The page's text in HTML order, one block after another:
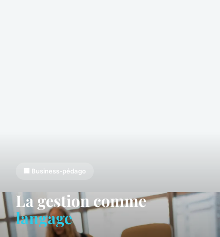
🏢 Business-pédago
La gestion comme
langage